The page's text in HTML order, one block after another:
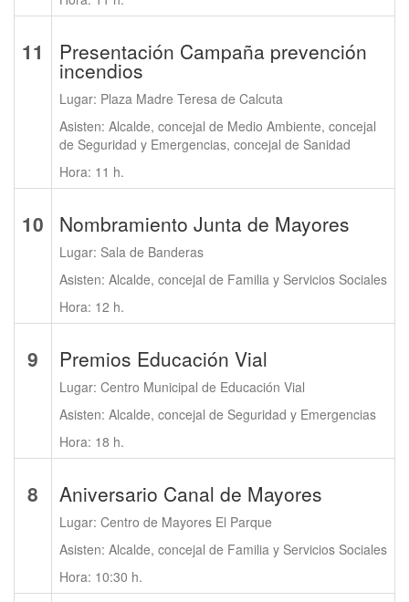
11 Presentación Campaña prevención
incendios
Lugar: Plaza Madre Teresa de Calcuta
Asisten: Alcalde, concejal de Medio Ambiente, concejal
de Seguridad y Emergencias, concejal de Sanidad
Hora: 11 h.
10 Nombramiento Junta de Mayores
Lugar: Sala de Banderas
Asisten: Alcalde, concejal de Familia y Servicios Sociales
Hora: 12 h.
9 Premios Educación Vial
Lugar: Centro Municipal de Educación Vial
Asisten: Alcalde, concejal de Seguridad y Emergencias
Hora: 18 h.
8 Aniversario Canal de Mayores
Lugar: Centro de Mayores El Parque
Asisten: Alcalde, concejal de Familia y Servicios Sociales
Hora: 10:30 h.